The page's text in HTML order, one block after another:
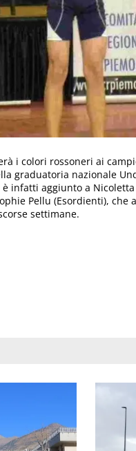
i colori rossoneri ai
graduatoria nazionale
infatti aggiunto a
Pellu (Esordienti),
settimane.